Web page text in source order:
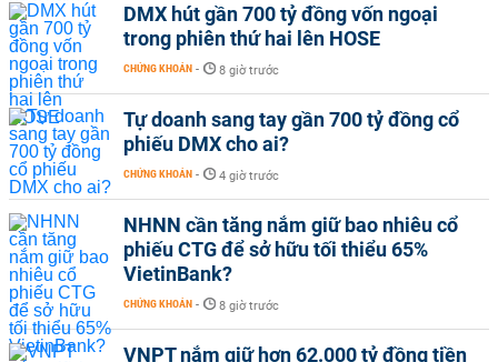
DMX hút gần 700 tỷ đồng vốn ngoại
trong phiên thứ hai lên HOSE
CHỨNG KHOÁN - 8 giờ trước
Tự doanh sang tay gần 700 tỷ đồng cổ
phiếu DMX cho ai?
CHỨNG KHOÁN - 4 giờ trước
NHNN cần tăng nắm giữ bao nhiêu cổ
phiếu CTG để sở hữu tối thiểu 65%
VietinBank?
CHỨNG KHOÁN - 8 giờ trước
VNPT nắm giữ hơn 62.000 tỷ đồng tiền